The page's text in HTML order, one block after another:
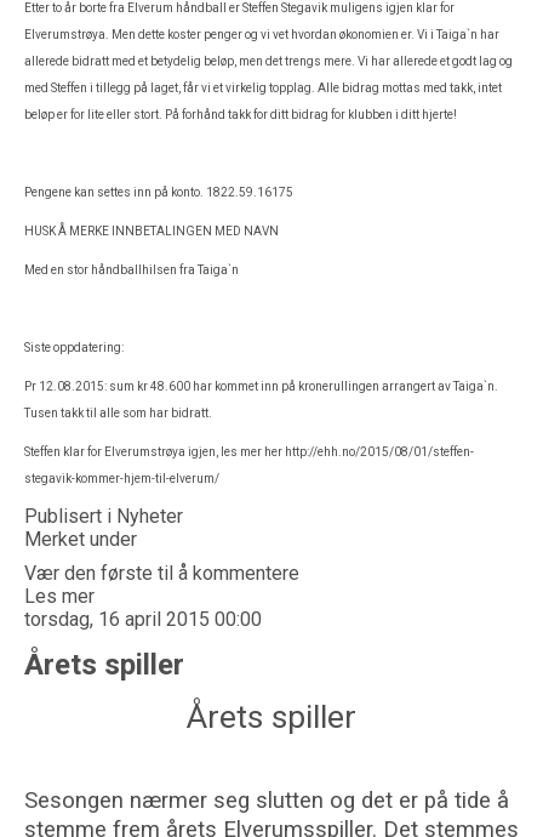
Etter to år borte fra Elverum håndball er Steffen Stegavik muligens igjen klar for
Elverumstrøya. Men dette koster penger og vi vet hvordan økonomien er. Vi i Taiga`n har
allerede bidratt med et betydelig beløp, men det trengs mere. Vi har allerede et godt lag og
med Steffen i tillegg på laget, får vi et virkelig topplag. Alle bidrag mottas med takk, intet
beløp er for lite eller stort. På forhånd takk for ditt bidrag for klubben i ditt hjerte!
Pengene kan settes inn på konto. 1822.59.16175
HUSK Å MERKE INNBETALINGEN MED NAVN
Med en stor håndballhilsen fra Taiga`n
Siste oppdatering:
Pr 12.08.2015: sum kr 48.600 har kommet inn på kronerullingen arrangert av Taiga`n.
Tusen takk til alle som har bidratt.
Steffen klar for Elverumstrøya igjen, les mer her http://ehh.no/2015/08/01/steffen-
stegavik-kommer-hjem-til-elverum/
Publisert i Nyheter
Merket under
Vær den første til å kommentere
Les mer
torsdag, 16 april 2015 00:00
Årets spiller
Årets spiller
Sesongen nærmer seg slutten og det er på tide å
stemme frem årets Elverumsspiller. Det stemmes